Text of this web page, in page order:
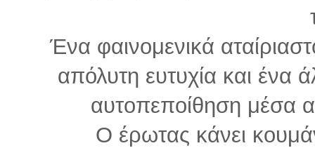
Ένα φαινομενικά
απόλυτη ευτυχία και ένα
αυτοπεποίθηση μέσα
Ο έρωτας κάνει